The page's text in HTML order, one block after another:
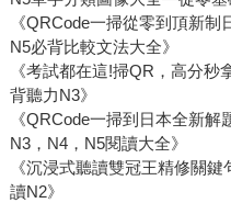
《QRCode一掃從零到頂新制
N5必背比較文法大全》
《考試都在這!掃QR，高分
背聽力N3》
《QRCode一掃到日本全新解
N3，N4，N5閱讀大全》
《沉浸式聽讀雙冠王精修關
讀N2》